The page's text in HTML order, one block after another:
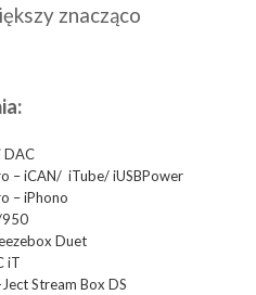
znacząco
DAC
– iCAN/ iTube/ iUSBPower
– iPhono
950
Duet
iT
Stream Box DS